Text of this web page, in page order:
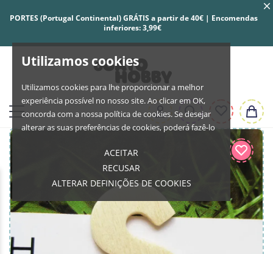
Utilizamos cookies
Utilizamos cookies para lhe proporcionar a melhor
experiência possível no nosso site. Ao clicar em OK,
concorda com a nossa política de cookies. Se desejar
alterar as suas preferências de cookies, poderá fazê-lo
ACEITAR
RECUSAR
ALTERAR DEFINIÇÕES DE COOKIES
PORTES (Portugal Continental) GRÁTIS a partir de 40€ | Encomendas
inferiores: 3,99€